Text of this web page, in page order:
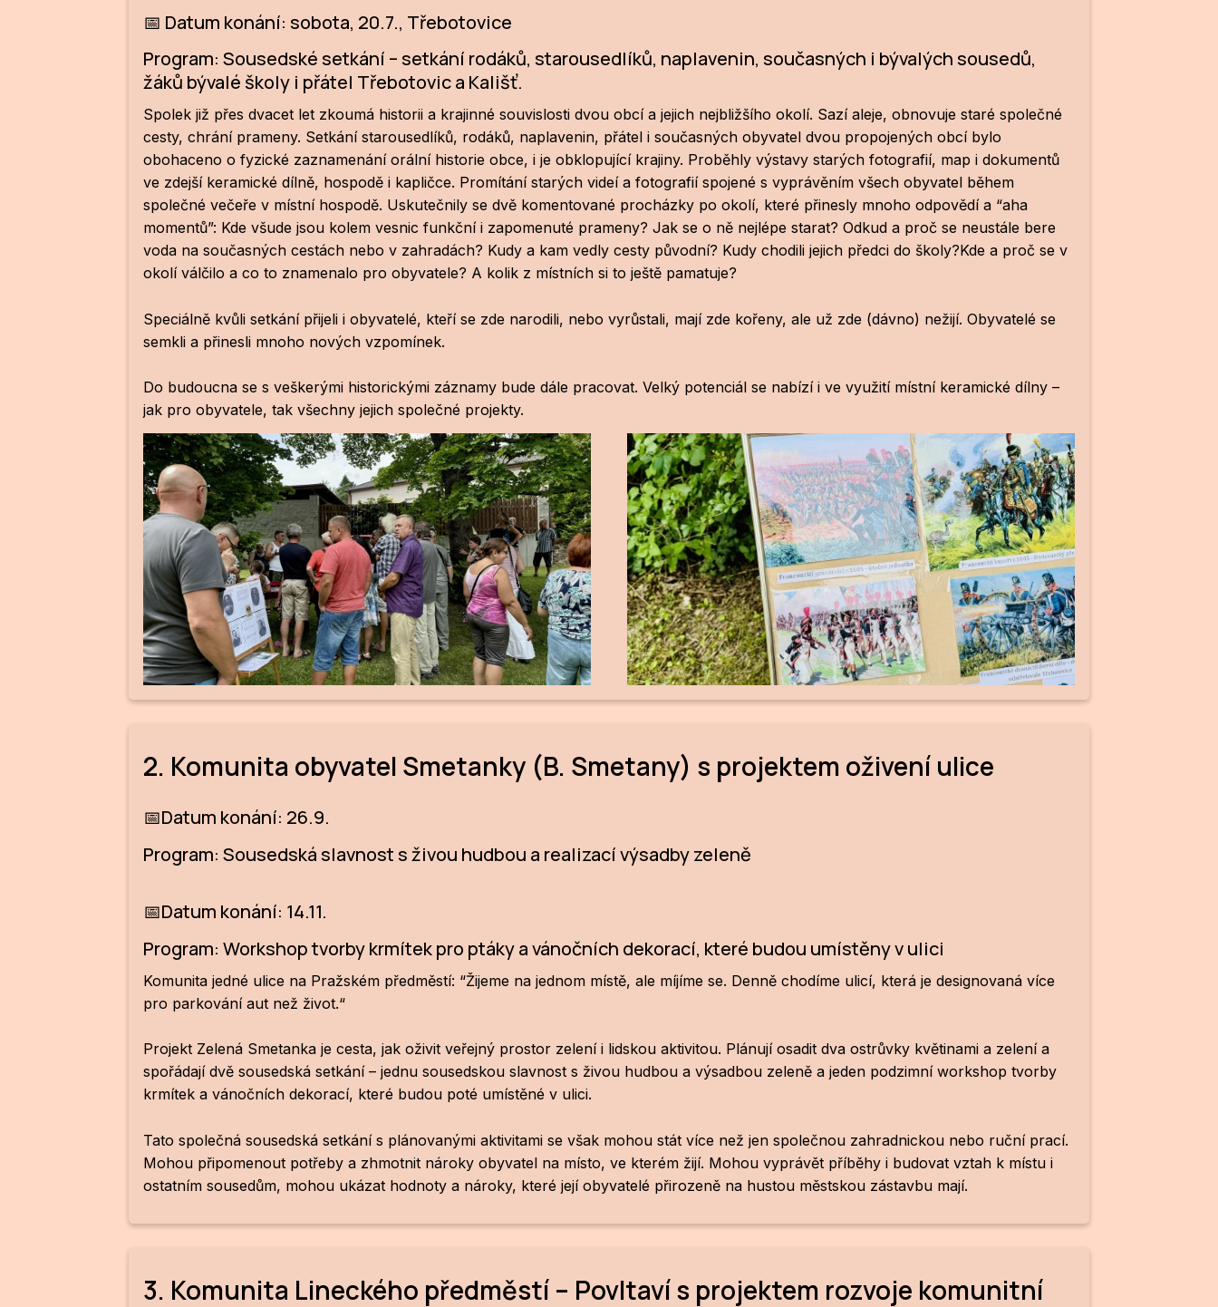
📅 Datum konání: sobota, 20.7., Třebotovice
Program: Sousedské setkání – setkání rodáků, starousedlíků, naplavenin, současných i bývalých sousedů,
žáků bývalé školy i přátel Třebotovic a Kališť.
Spolek již přes dvacet let zkoumá historii a krajinné souvislosti dvou obcí a jejich nejbližšího okolí. Sazí aleje, obnovuje staré společné
cesty, chrání prameny. Setkání starousedlíků, rodáků, naplavenin, přátel i současných obyvatel dvou propojených obcí bylo
obohaceno o fyzické zaznamenání orální historie obce, i je obklopující krajiny. Proběhly výstavy starých fotografií, map i dokumentů
ve zdejší keramické dílně, hospodě i kapličce. Promítání starých videí a fotografií spojené s vyprávěním všech obyvatel během
společné večeře v místní hospodě. Uskutečnily se dvě komentované procházky po okolí, které přinesly mnoho odpovědí a “aha
momentů”: Kde všude jsou kolem vesnic funkční i zapomenuté prameny? Jak se o ně nejlépe starat? Odkud a proč se neustále bere
voda na současných cestách nebo v zahradách? Kudy a kam vedly cesty původní? Kudy chodili jejich předci do školy?Kde a proč se v
okolí válčilo a co to znamenalo pro obyvatele? A kolik z místních si to ještě pamatuje?
Speciálně kvůli setkání přijeli i obyvatelé, kteří se zde narodili, nebo vyrůstali, mají zde kořeny, ale už zde (dávno) nežijí. Obyvatelé se
semkli a přinesli mnoho nových vzpomínek.
Do budoucna se s veškerými historickými záznamy bude dále pracovat. Velký potenciál se nabízí i ve využití místní keramické dílny –
jak pro obyvatele, tak všechny jejich společné projekty.
2. Komunita obyvatel Smetanky (B. Smetany) s projektem oživení ulice
📅Datum konání: 26.9.
Program: Sousedská slavnost s živou hudbou a realizací výsadby zeleně
📅Datum konání: 14.11.
Program: Workshop tvorby krmítek pro ptáky a vánočních dekorací, které budou umístěny v ulici
Komunita jedné ulice na Pražském předměstí: “Žijeme na jednom místě, ale míjíme se. Denně chodíme ulicí, která je designovaná více
pro parkování aut než život.“
Projekt Zelená Smetanka je cesta, jak oživit veřejný prostor zelení i lidskou aktivitou. Plánují osadit dva ostrůvky květinami a zelení a
spořádají dvě sousedská setkání – jednu sousedskou slavnost s živou hudbou a výsadbou zeleně a jeden podzimní workshop tvorby
krmítek a vánočních dekorací, které budou poté umístěné v ulici.
Tato společná sousedská setkání s plánovanými aktivitami se však mohou stát více než jen společnou zahradnickou nebo ruční prací.
Mohou připomenout potřeby a zhmotnit nároky obyvatel na místo, ve kterém žijí. Mohou vyprávět příběhy i budovat vztah k místu i
ostatním sousedům, mohou ukázat hodnoty a nároky, které její obyvatelé přirozeně na hustou městskou zástavbu mají.
3. Komunita Lineckého předměstí – Povltaví s projektem rozvoje komunitní